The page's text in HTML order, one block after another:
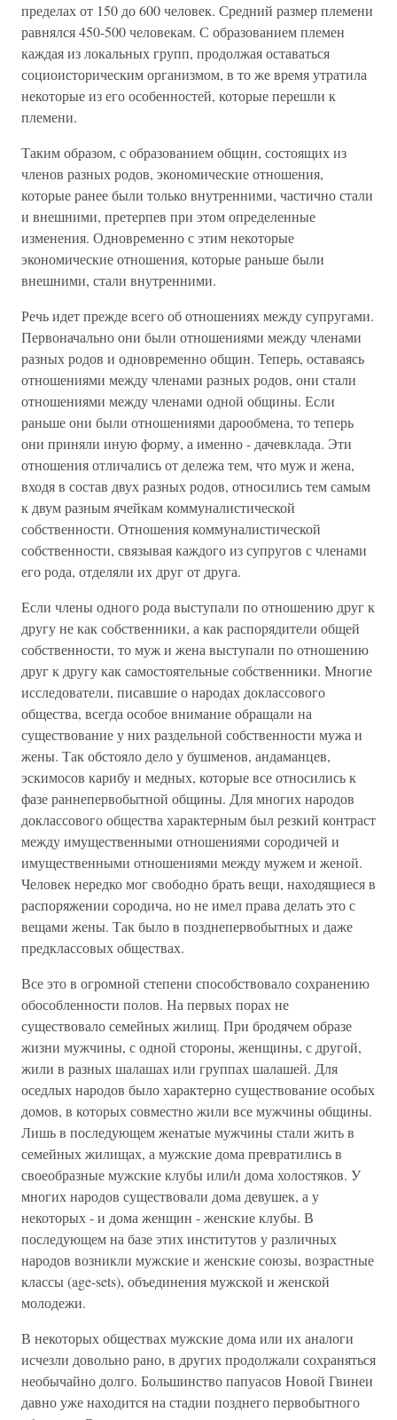
пределах от 150 до 600 человек. Средний размер племени
равнялся 450-500 человекам. С образованием племен
каждая из локальных групп, продолжая оставаться
социоисторическим организмом, в то же время утратила
некоторые из его особенностей, которые перешли к
племени.
Таким образом, с образованием общин, состоящих из
членов разных родов, экономические отношения,
которые ранее были только внутренними, частично стали
и внешними, претерпев при этом определенные
изменения. Одновременно с этим некоторые
экономические отношения, которые раньше были
внешними, стали внутренними.
Речь идет прежде всего об отношениях между супругами.
Первоначально они были отношениями между членами
разных родов и одновременно общин. Теперь, оставаясь
отношениями между членами разных родов, они стали
отношениями между членами одной общины. Если
раньше они были отношениями дарообмена, то теперь
они приняли иную форму, а именно - дачевклада. Эти
отношения отличались от дележа тем, что муж и жена,
входя в состав двух разных родов, относились тем самым
к двум разным ячейкам коммуналистической
собственности. Отношения коммуналистической
собственности, связывая каждого из супругов с членами
его рода, отделяли их друг от друга.
Если члены одного рода выступали по отношению друг к
другу не как собственники, а как распорядители общей
собственности, то муж и жена выступали по отношению
друг к другу как самостоятельные собственники. Многие
исследователи, писавшие о народах доклассового
общества, всегда особое внимание обращали на
существование у них раздельной собственности мужа и
жены. Так обстояло дело у бушменов, андаманцев,
эскимосов карибу и медных, которые все относились к
фазе раннепервобытной общины. Для многих народов
доклассового общества характерным был резкий контраст
между имущественными отношениями сородичей и
имущественными отношениями между мужем и женой.
Человек нередко мог свободно брать вещи, находящиеся в
распоряжении сородича, но не имел права делать это с
вещами жены. Так было в позднепервобытных и даже
предклассовых обществах.
Все это в огромной степени способствовало сохранению
обособленности полов. На первых порах не
существовало семейных жилищ. При бродячем образе
жизни мужчины, с одной стороны, женщины, с другой,
жили в разных шалашах или группах шалашей. Для
оседлых народов было характерно существование особых
домов, в которых совместно жили все мужчины общины.
Лишь в последующем женатые мужчины стали жить в
семейных жилищах, а мужские дома превратились в
своеобразные мужские клубы или/и дома холостяков. У
многих народов существовали дома девушек, а у
некоторых - и дома женщин - женские клубы. В
последующем на базе этих институтов у различных
народов возникли мужские и женские союзы, возрастные
классы (age-sets), объединения мужской и женской
молодежи.
В некоторых обществах мужские дома или их аналоги
исчезли довольно рано, в других продолжали сохраняться
необычайно долго. Большинство папуасов Новой Гвинеи
давно уже находится на стадии позднего первобытного